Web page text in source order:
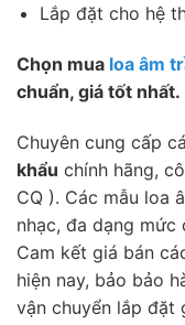
Lắp đặt cho hệ
Chọn mua loa âm
chuẩn, giá tốt nhất.
Chuyên cung cấp
khẩu chính hãng,
CQ ). Các mẫu loa
nhạc, đa dạng mức
Cam kết giá bán
hiện nay, bảo bảo
vận chuyển lắp đặt